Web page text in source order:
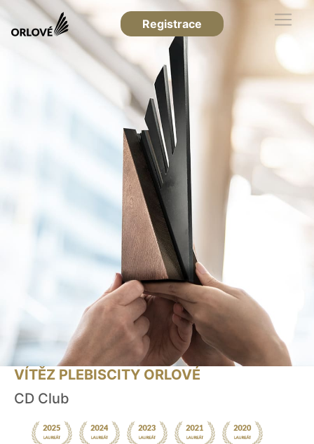
Registrace
VÍTĚZ PLEBISCITY ORLOVÉ
CD Club